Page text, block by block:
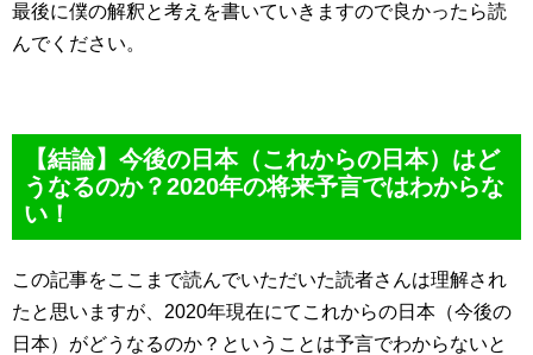
最後に僕の解釈と考えを書いていきますので良かったら読
んでください。
【結論】今後の日本（これからの日本）はど
うなるのか？2020年の将来予言ではわからな
い！
この記事をここまで読んでいただいた読者さんは理解され
たと思いますが、2020年現在にてこれからの日本（今後の
日本）がどうなるのか？ということは予言でわからないと